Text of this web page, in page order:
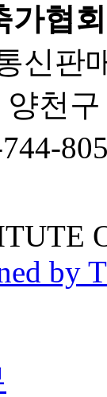
가협회
신판
천
by